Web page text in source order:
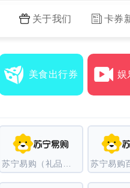
关于我们 卡券
美食出行券 娱